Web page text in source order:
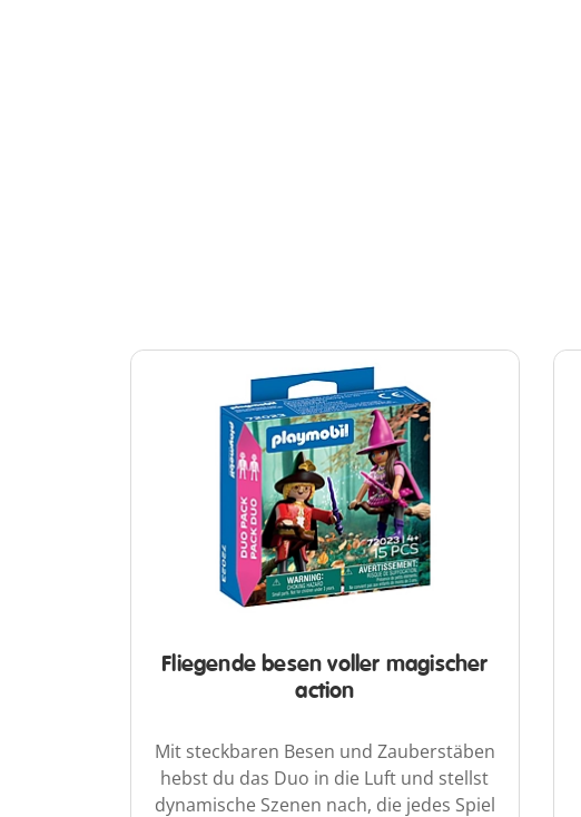
Fliegende besen voller magischer
action
Mit steckbaren Besen und Zauberstäben
hebst du das Duo in die Luft und stellst
dynamische Szenen nach, die jedes Spiel